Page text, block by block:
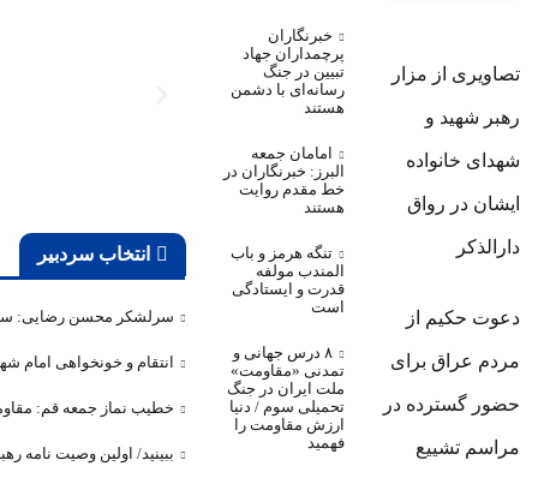
تصاویری از مزار
رهبر شهید و
شهدای خانواده
ایشان در رواق
دارالذکر
دعوت حکیم از
مردم عراق برای
حضور گسترده در
مراسم تشییع
خبرنگاران
پرچمداران جهاد
تبیین در جنگ
رسانه‌ای با دشمن
هستند
امامان جمعه
البرز: خبرنگاران در
خط مقدم روایت
هستند
تنگه‌ هرمز و باب
المندب مولفه
قدرت و ایستادگی
است
۸ درس جهانی و
تمدنی «مقاومت»
ملت ایران در جنگ
تحمیلی سوم / دنیا
ارزش مقاومت را
فهمید
انتخاب سردبیر
سرلشکر محسن رضایی:
انتقام و خونخواهی امام
خطیب نماز جمعه قم:
ببینید/ اولین وصیت نامه